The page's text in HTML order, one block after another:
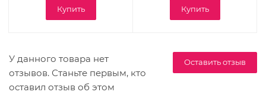
Купить Купить
Оставить отзыв
У данного товара нет
отзывов. Станьте первым, кто
оставил отзыв об этом